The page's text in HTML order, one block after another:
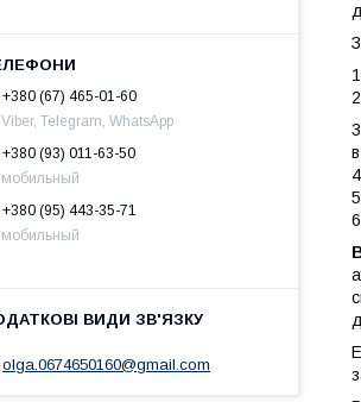
в
+380 (67) 465-01-60
Viber, Telegram, WhatsApp
+380 (93) 011-63-50
мобильный
+380 (95) 443-35-71
мобильный
olga.0674650160@gmail.com